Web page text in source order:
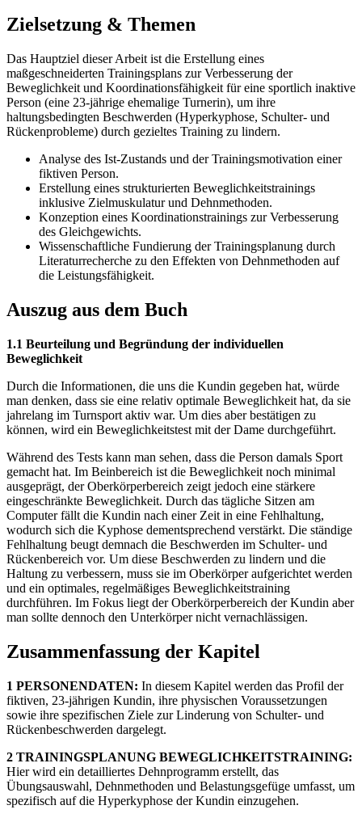
Zielsetzung & Themen
Das Hauptziel dieser Arbeit ist die Erstellung eines
maßgeschneiderten Trainingsplans zur Verbesserung der
Beweglichkeit und Koordinationsfähigkeit für eine sportlich inaktive
Person (eine 23-jährige ehemalige Turnerin), um ihre
haltungsbedingten Beschwerden (Hyperkyphose, Schulter- und
Rückenprobleme) durch gezieltes Training zu lindern.
Analyse des Ist-Zustands und der Trainingsmotivation einer
fiktiven Person.
Erstellung eines strukturierten Beweglichkeitstrainings
inklusive Zielmuskulatur und Dehnmethoden.
Konzeption eines Koordinationstrainings zur Verbesserung
des Gleichgewichts.
Wissenschaftliche Fundierung der Trainingsplanung durch
Literaturrecherche zu den Effekten von Dehnmethoden auf
die Leistungsfähigkeit.
Auszug aus dem Buch
1.1 Beurteilung und Begründung der individuellen
Beweglichkeit
Durch die Informationen, die uns die Kundin gegeben hat, würde
man denken, dass sie eine relativ optimale Beweglichkeit hat, da sie
jahrelang im Turnsport aktiv war. Um dies aber bestätigen zu
können, wird ein Beweglichkeitstest mit der Dame durchgeführt.
Während des Tests kann man sehen, dass die Person damals Sport
gemacht hat. Im Beinbereich ist die Beweglichkeit noch minimal
ausgeprägt, der Oberkörperbereich zeigt jedoch eine stärkere
eingeschränkte Beweglichkeit. Durch das tägliche Sitzen am
Computer fällt die Kundin nach einer Zeit in eine Fehlhaltung,
wodurch sich die Kyphose dementsprechend verstärkt. Die ständige
Fehlhaltung beugt demnach die Beschwerden im Schulter- und
Rückenbereich vor. Um diese Beschwerden zu lindern und die
Haltung zu verbessern, muss sie im Oberkörper aufgerichtet werden
und ein optimales, regelmäßiges Beweglichkeitstraining
durchführen. Im Fokus liegt der Oberkörperbereich der Kundin aber
man sollte dennoch den Unterkörper nicht vernachlässigen.
Zusammenfassung der Kapitel
1 PERSONENDATEN: In diesem Kapitel werden das Profil der
fiktiven, 23-jährigen Kundin, ihre physischen Voraussetzungen
sowie ihre spezifischen Ziele zur Linderung von Schulter- und
Rückenbeschwerden dargelegt.
2 TRAININGSPLANUNG BEWEGLICHKEITSTRAINING:
Hier wird ein detailliertes Dehnprogramm erstellt, das
Übungsauswahl, Dehnmethoden und Belastungsgefüge umfasst, um
spezifisch auf die Hyperkyphose der Kundin einzugehen.